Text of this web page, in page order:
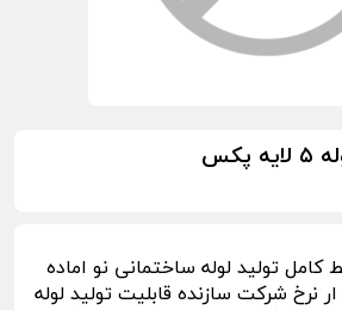
تولید لوله ساختمانی نو اماده
نرخ شرکت سازنده قابلیت تولید لوله